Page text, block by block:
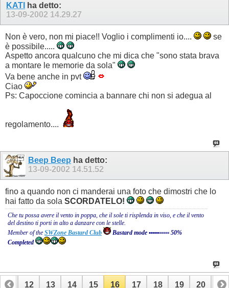
KATI
ha detto:
13-09-2002 14.29.27
Non è vero, non mi piace!! Voglio i complimenti io....
se
è possibile.....
Aspetto ancora qualcuno che mi dica che "sono stata brava
a montare le memorie da sola"
Va bene anche in pvt
Ciao
Ps: Capoccione comincia a bannare chi non si adegua al
regolamento....
Beep Beep ha detto:
13-09-2002 14.51.52
fino a quando non ci manderai una foto che dimostri che lo
hai fatto da sola SCORDATELO!
Che tu possa avere il vento in poppa, che il sole ti risplenda in viso, e che il vento
del destino ti porti in alto a danzare con le stelle.
Member of the SWZone Bastard Club
Bastard mode ▪▪▪▪▪▫▫▫▫▫ 50%
Completed
11 12 13 14 15 16 17 18 19 20 21